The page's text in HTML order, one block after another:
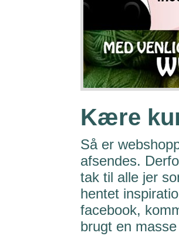
Kære
Så er
afsendes.
tak til alle jer
hentet
facebook,
brugt en